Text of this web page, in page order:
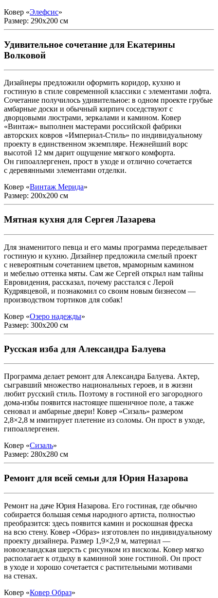
Ковер «Элефсис»
Размер: 290x200 см
Удивительное сочетание для Екатерины
Волковой
Дизайнеры предложили оформить коридор, кухню и
гостиную в стиле современной классики с элементами лофта.
Сочетание получилось удивительное: в одном проекте грубые
амбарные доски и обычный кирпич соседствуют с
дворцовыми люстрами, зеркалами и камином. Ковер
«Винтаж» выполнен мастерами российской фабрики
авторских ковров «Империал-Стиль» по индивидуальному
проекту в единственном экземпляре. Нежнейший ворс
высотой 12 мм дарит ощущение мягкого комфорта.
Он гипоаллергенен, прост в уходе и отлично сочетается
с деревянными элементами отделки.
Ковер «Винтаж Мерида»
Размер: 200x200 см
Мятная кухня для Сергея Лазарева
Для знаменитого певца и его мамы программа переделывает
гостиную и кухню. Дизайнер предложила смелый проект
с невероятным сочетанием цветов, мраморным камином
и мебелью оттенка мяты. Сам же Сергей открыл нам тайны
Евровидения, рассказал, почему расстался с Лерой
Кудрявцевой, и познакомил со своим новым бизнесом —
производством тортиков для собак!
Ковер «Озеро надежды»
Размер: 300x200 см
Русская изба для Александра Балуева
Программа делает ремонт для Александра Балуева. Актер,
сыгравший множество национальных героев, и в жизни
любит русский стиль. Поэтому в гостиной его загородного
дома-избы появится настоящее пшеничное поле, а также
сеновал и амбарные двери! Ковер «Сизаль» размером
2,8×2,8 м имитирует плетение из соломы. Он прост в уходе,
гипоаллергенен.
Ковер «Сизаль»
Размер: 280x280 см
Ремонт для всей семьи для Юрия Назарова
Ремонт на даче Юрия Назарова. Его гостиная, где обычно
собирается большая семья народного артиста, полностью
преобразится: здесь появится камин и роскошная фреска
на всю стену. Ковер «Образ» изготовлен по индивидуальному
проекту дизайнера. Размер 1,9×2,9 м, материал —
новозеландская шерсть с рисунком из вискозы. Ковер мягко
располагает к отдыху в каминной зоне гостиной. Он прост
в уходе и хорошо сочетается с растительными мотивами
на стенах.
Ковер «Ковер Образ»